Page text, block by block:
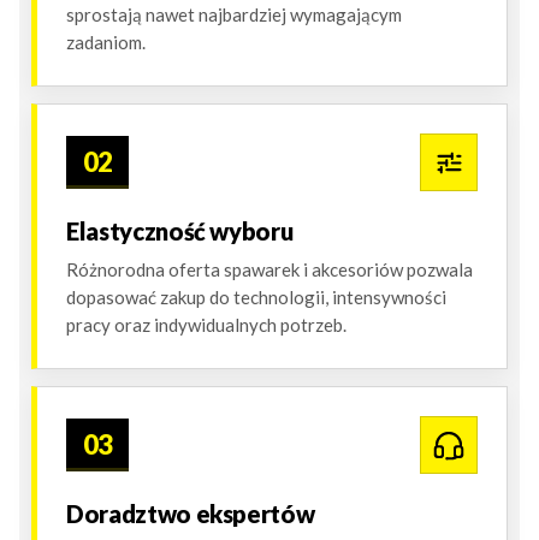
sprostają nawet najbardziej wymagającym
zadaniom.
02
Elastyczność wyboru
Różnorodna oferta spawarek i akcesoriów pozwala
dopasować zakup do technologii, intensywności
pracy oraz indywidualnych potrzeb.
03
Doradztwo ekspertów